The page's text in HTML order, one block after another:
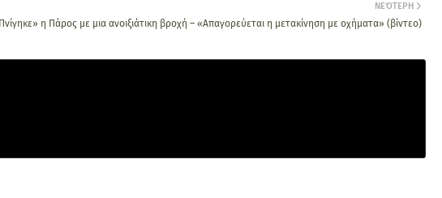
ΝΕΌΤΕΡΗ
η Πάρος με μια ανοιξιάτικη βροχή – «Απαγορεύεται η μετακίνηση με οχήματα» (βίντεο)